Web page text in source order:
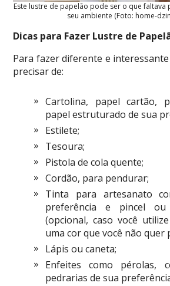
Este lustre de papelão pode ser o que
seu ambiente (Foto: home-
Dicas para Fazer Lustre de
Para fazer diferente e
precisar de:
Cartolina, papel cartão,
papel estruturado de sua
Estilete;
Tesoura;
Pistola de cola quente;
Cordão, para pendurar;
Tinta para artesanato
preferência e pincel
(opcional, caso você
uma cor que você não quer
Lápis ou caneta;
Enfeites como pérolas,
pedrarias de sua